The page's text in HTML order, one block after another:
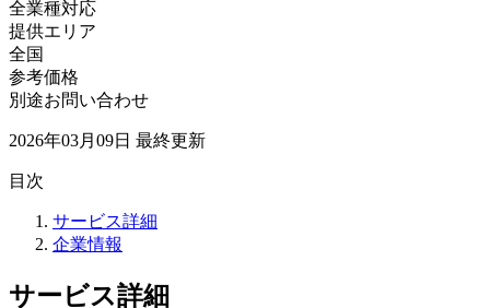
全業種対応
提供エリア
全国
参考価格
別途お問い合わせ
2026年03月09日 最終更新
目次
サービス詳細
企業情報
サービス詳細